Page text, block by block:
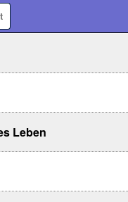
Leben